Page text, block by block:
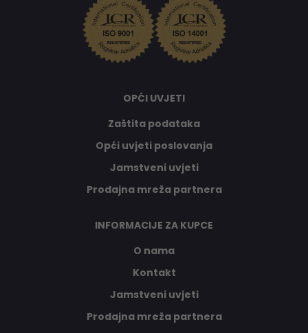
OPĆI UVJETI
Zaštita podataka
Opći uvjeti poslovanja
Jamstveni uvjeti
Prodajna mreža partnera
INFORMACIJE ZA KUPCE
O nama
Kontakt
Jamstveni uvjeti
Prodajna mreža partnera